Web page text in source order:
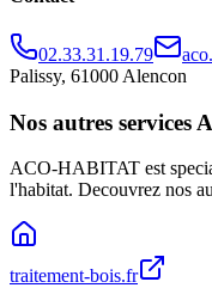
02.33.31.19.79
Palissy, 61000 Alencon
Nos autres services
ACO-HABITAT est
l'habitat. Decouvrez nos
traitement-bois.fr